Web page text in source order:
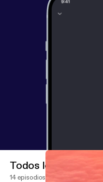
Todos los episodios
14 episodios